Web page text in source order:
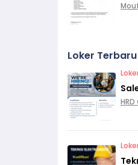
Loker Terbaru